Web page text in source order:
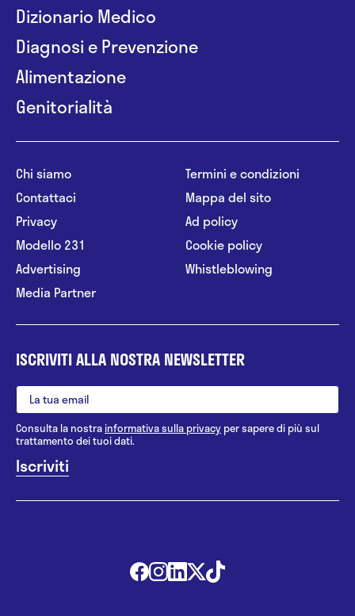
Dizionario Medico
Diagnosi e Prevenzione
Alimentazione
Genitorialità
Chi siamo
Contattaci
Privacy
Modello 231
Advertising
Media Partner
Termini e condizioni
Mappa del sito
Ad policy
Cookie policy
Whistleblowing
ISCRIVITI ALLA NOSTRA NEWSLETTER
Consulta la nostrainformativa sulla privacy per sapere di più sul
trattamento dei tuoi dati.